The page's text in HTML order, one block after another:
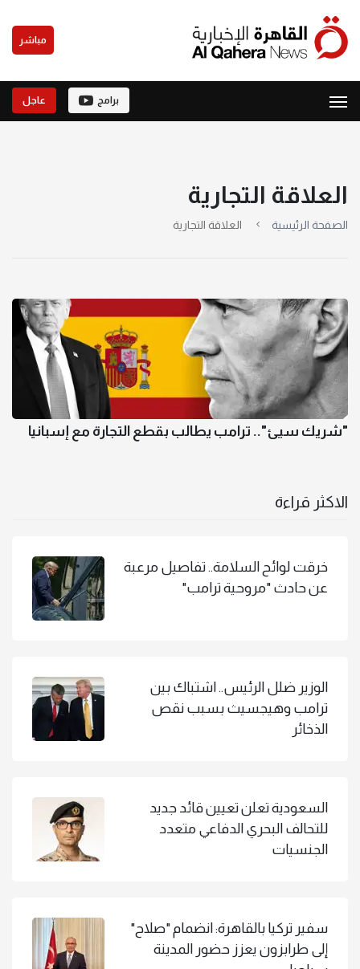
مباشر
برامج عاجل
العلاقة التجارية
الصفحة الرئيسية العلاقة التجارية
"شريك سيئ".. ترامب يطالب بقطع التجارة مع إسبانيا
الاكثر قراءة
خرقت لوائح السلامة.. تفاصيل مرعبة
عن حادث "مروحية ترامب"
الوزير ضلل الرئيس.. اشتباك بين
ترامب وهيجسيث بسبب نقص
الذخائر
السعودية تعلن تعيين قائد جديد
للتحالف البحري الدفاعي متعدد
الجنسيات
سفير تركيا بالقاهرة: انضمام "صلاح"
إلى طرابزون يعزز حضور المدينة